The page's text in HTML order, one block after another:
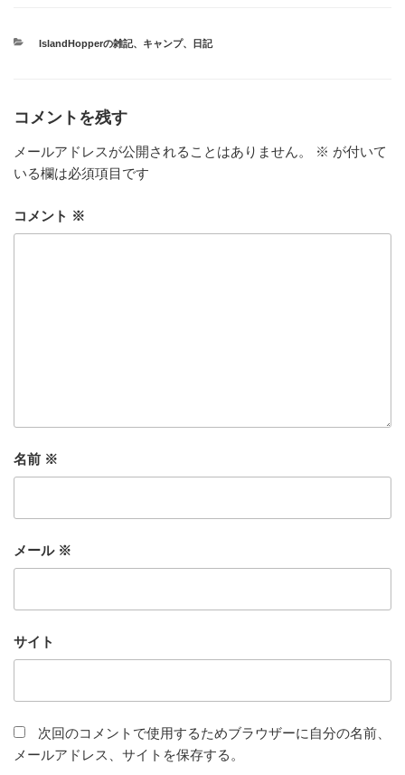
カ
IslandHopperの雑記、 キャンプ、 日記
コメントを残す
メールアドレスが公開されることはありません。 ※ が付いて
いる欄は必須項目です
コメント ※
名前 ※
メール ※
サイト
次回のコメントで使用するためブラウザーに自分の名前、
メールアドレス、サイトを保存する。